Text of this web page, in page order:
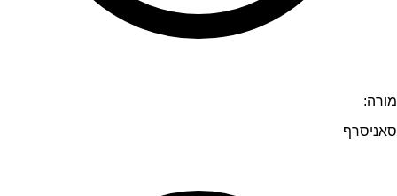
מורה:
סאניסרף